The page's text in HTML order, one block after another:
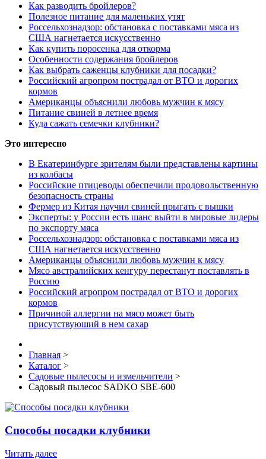
Как разводить бройлеров?
Полезное питание для маленьких утят
Россельхознадзор: обстановка с поставками мяса из
США нагнетается искусственно
Как купить поросенка для откорма
Особенности содержания бройлеров
Как выбрать саженцы клубники для посадки?
Российский агропром пострадал от ВТО и дорогих
кормов
Американцы объяснили любовь мужчин к мясу
Питание свиней в летнее время
Куда сажать семечки клубники?
Это интересно
В Екатеринбурге зрителям были представлены картины
из колбасы
Российские птицеводы обеспечили продовольственную
безопасность страны
Фермер из Китая научил свиней прыгать с вышки
Эксперты: у России есть шанс выйти в мировые лидеры
по экспорту мяса
Россельхознадзор: обстановка с поставками мяса из
США нагнетается искусственно
Американцы объяснили любовь мужчин к мясу
Мясо австралийских кенгуру перестанут поставлять в
Россию
Российский агропром пострадал от ВТО и дорогих
кормов
Причиной аллергии на мясо может быть
присутствуюший в нем сахар
Главная >
Каталог >
Садовые пылесосы и измельчители >
Садовый пылесос SADKO SBE-600
Способы посадки клубники
Читать далее